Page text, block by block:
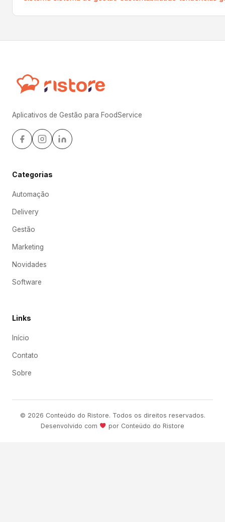
Aplicativos de Gestão para FoodService
Categorias
Automação
Delivery
Gestão
Marketing
Novidades
Software
Links
Início
Contato
Sobre
© 2026 Conteúdo do Ristore. Todos os direitos reservados.
Desenvolvido com
por Conteúdo do Ristore